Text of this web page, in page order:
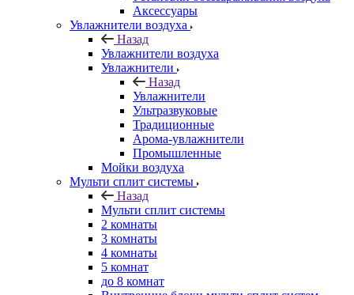
Аксессуары
Увлажнители воздуха
Назад
Увлажнители воздуха
Увлажнители
Назад
Увлажнители
Ультразвуковые
Традиционные
Арома-увлажнители
Промышленные
Мойки воздуха
Мульти сплит системы
Назад
Мульти сплит системы
2 комнаты
3 комнаты
4 комнаты
5 комнат
до 8 комнат